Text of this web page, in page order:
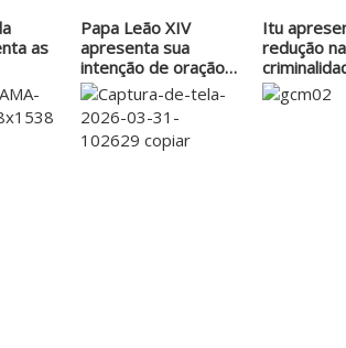
as
Papa Leão XIV
apresenta sua
intenção de oração
para…
Itu
redução na
ano…